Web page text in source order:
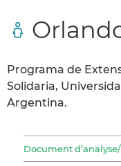
Programa de
Solidaria,
Argentina.
Document